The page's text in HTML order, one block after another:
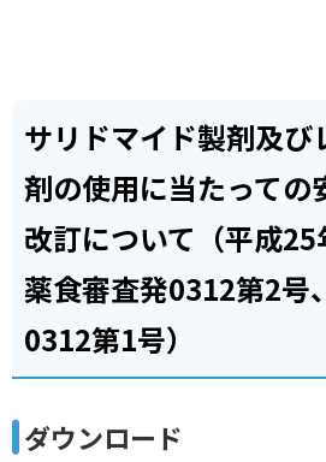
サリドマイド製剤及び
剤の使用に当たっての
改訂について（平成
薬食審査発0312第2号
0312第1号）
ダウンロード